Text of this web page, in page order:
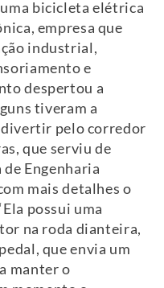
bicicleta elétrica
empresa que
industrial,
e
despertou a
tiveram a
divertir pelo corredor
que serviu de
Engenharia
mais detalhes o
possui uma
na roda dianteira,
que envia um
manter o